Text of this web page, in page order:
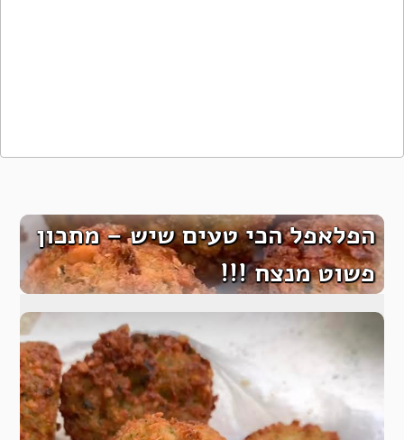
הפלאפל הכי טעים שיש – מתכון
פשוט מנצח !!!